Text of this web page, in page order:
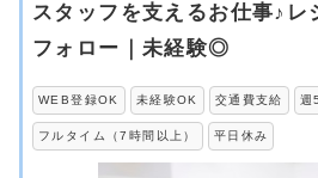
スタッフを支えるお仕事♪レ
フォロー｜未経験◎
WEB登録OK 未経験OK 交通費支給 週
フルタイム（7時間以上） 平日休み